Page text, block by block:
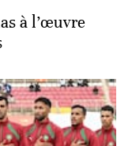
à l’œuvre